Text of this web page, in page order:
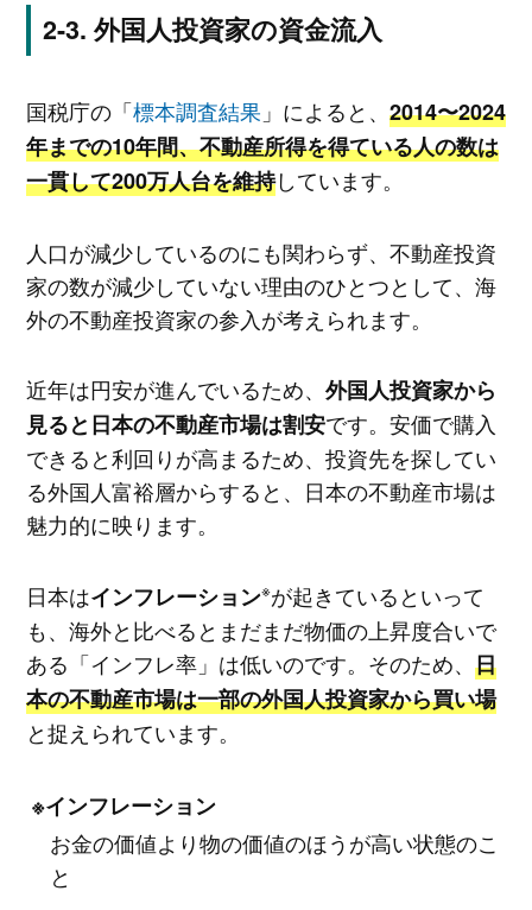
外国人投資家の資金流入
国税庁の「標本調査結果 」によると、 2014〜2024
年までの10年間、不動産所得を得ている人の数は
一貫して200万人台を維持しています。
人口が減少しているのにも関わらず、不動産投資
家の数が減少していない理由のひとつとして、海
外の不動産投資家の参入が考えられます。
近年は円安が進んでいるため、 外国人投資家から
見ると日本の不動産市場は割安です。安価で購入
できると利回りが高まるため、投資先を探してい
る外国人富裕層からすると、日本の不動産市場は
魅力的に映ります。
日本はインフレーション※が起きているといって
も、海外と比べるとまだまだ物価の上昇度合いで
ある「インフレ率」は低いのです。そのため、 日
本の不動産市場は一部の外国人投資家から買い場
と捉えられています。
※インフレーション
お金の価値より物の価値のほうが高い状態のこ
と